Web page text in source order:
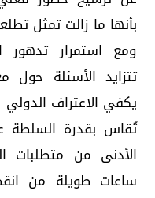
بأنها ما زالت تمثل
ومع استمرار تدهور
تتزايد الأسئلة
يكفي الاعتراف
تُقاس بقدرة السلطة
الأدنى من متطلبات
ساعات طويلة من